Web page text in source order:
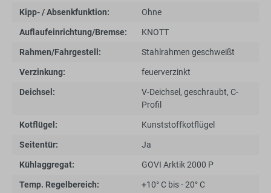
Kipp- / Absenkfunktion: Ohne
Auflaufeinrichtung/Bremse: KNOTT
Rahmen/Fahrgestell: Stahlrahmen geschweißt
Verzinkung: feuerverzinkt
Deichsel:
V-Deichsel, geschraubt, C-
Profil
Kotflügel: Kunststoffkotflügel
Seitentür: Ja
Kühlaggregat: GOVI Arktik 2000 P
Temp. Regelbereich: +10° C bis - 20° C